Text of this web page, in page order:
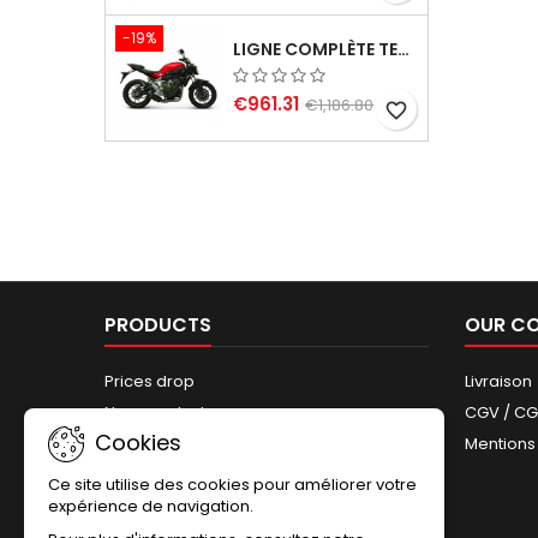
-19% LIGNE COMPLÈTE TERMIGNONI CARBONE YAMAHA MT-07 (2014-2023) ET XSR 700 (2015-2023)
€961.31 €1,186.80 favorite_border
PRODUCTS
Prices drop
New products
Best sales
Sitemap
OUR
Livraison
CGV /
Cookies
Ce site utilise des cookies pour améliorer votre
expérience de navigation.